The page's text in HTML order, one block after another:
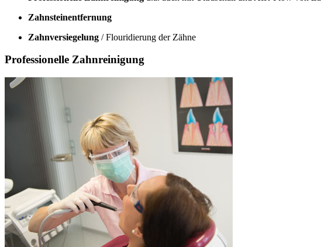
Zahnsteinentfernung
Zahnversiegelung / Flouridierung der Zähne
Professionelle Zahnreinigung